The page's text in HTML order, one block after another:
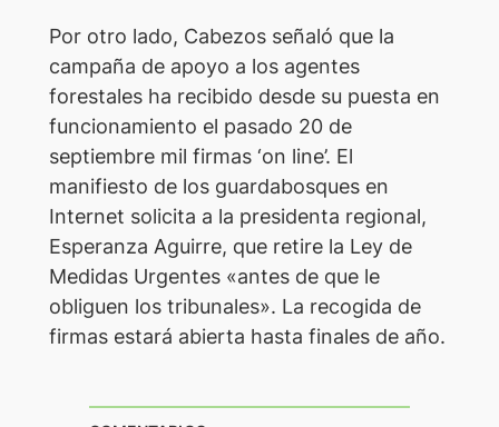
Por otro lado, Cabezos señaló que la
campaña de apoyo a los agentes
forestales ha recibido desde su puesta en
funcionamiento el pasado 20 de
septiembre mil firmas ‘on line’. El
manifiesto de los guardabosques en
Internet solicita a la presidenta regional,
Esperanza Aguirre, que retire la Ley de
Medidas Urgentes «antes de que le
obliguen los tribunales». La recogida de
firmas estará abierta hasta finales de año.